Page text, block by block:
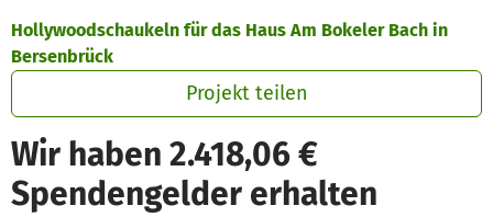
Hollywoodschaukeln für das Haus Am Bokeler Bach in
Bersenbrück
Projekt teilen
Wir haben 2.418,06 €
Spendengelder erhalten